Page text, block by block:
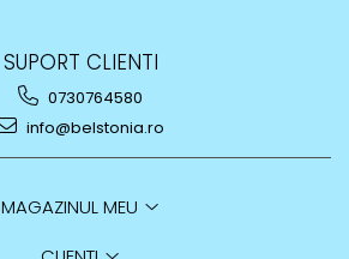
SUPORT CLIENTI
0730764580
info@belstonia.ro
MAGAZINUL MEU